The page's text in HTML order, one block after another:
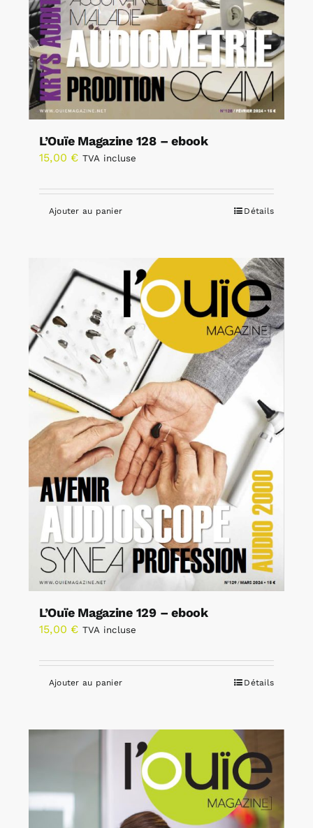
L’Ouïe Magazine 128 – ebook
15,00 € TVA incluse
Ajouter au panier Détails
L’Ouïe Magazine 129 – ebook
15,00 € TVA incluse
Ajouter au panier Détails